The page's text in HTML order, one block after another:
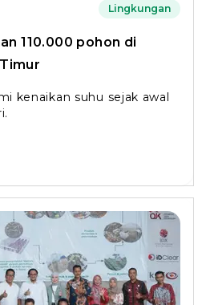
Lingkungan
110.000 pohon di
kenaikan suhu sejak awal